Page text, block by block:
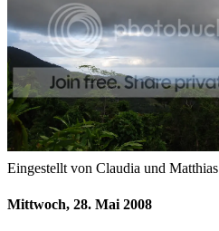
Eingestellt von Claudia und Matthias
Mittwoch, 28. Mai 2008